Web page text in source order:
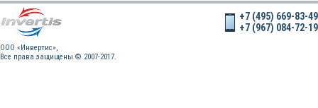
OOO «Инвертис»,
Все права защищены © 2007-2017.
+7 (495) 669-83-49
+7 (967) 084-72-19